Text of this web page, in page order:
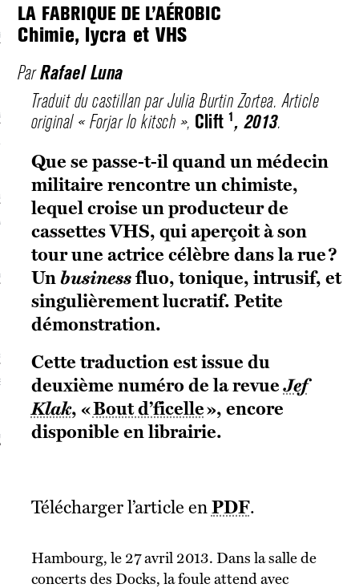
et politique
LGBTQI
AU SOLEIL
luttes sociales
VAGUES
politique et critique de la technologie
LA FABRIQUE DE L’AÉROBIC
Chimie, lycra et VHS
ParRafael Luna
Traduit du castillan par Julia Burtin Zortea. Article
original « Forjar lo kitsch », Clift 1, 2013.
Que se passe-t-il quand un médecin
militaire rencontre un chimiste,
lequel croise un producteur de
cassettes VHS, qui aperçoit à son
tour une actrice célèbre dans la rue ?
Unbusinessfluo, tonique, intrusif, et
singulièrement lucratif. Petite
démonstration.
Cette traduction est issue du
deuxième numéro de la revueJef
Klak, «Bout d’ficelle», encore
disponible en librairie.
Télécharger l’article en PDF.
Hambourg, le 27 avril 2013. Dans la salle de
concerts des Docks, la foule attend avec